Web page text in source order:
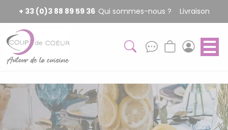
+ 33 (0)3 88 89 59 36 Qui sommes-nous ? Livraison
Panneau de gestion des cookies